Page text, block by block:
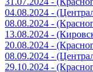
04.08.2024 -
08.08.2024 -
13.08.2024 -
20.08.2024 -
08.09.2024 -
29.10.2024 -